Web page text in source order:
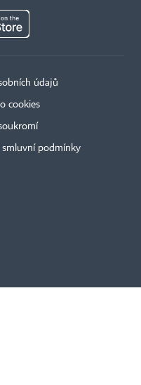
údajů
cookies
smluvní podmínky